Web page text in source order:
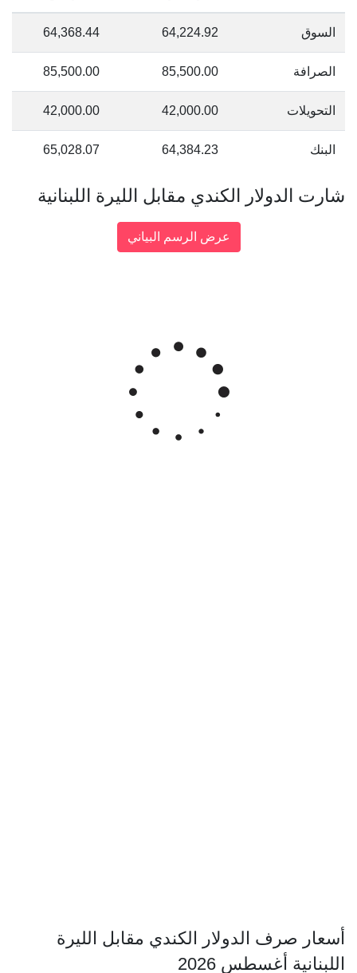
السوق 64,224.92
64,368.44
الصرافة 85,500.00
85,500.00
التحويلات 42,000.00
42,000.00
البنك 64,384.23
65,028.07
شارت الدولار الكندي مقابل الليرة اللبنانية
أسعار صرف الدولار الكندي مقابل الليرة
اللبنانية أغسطس 2026